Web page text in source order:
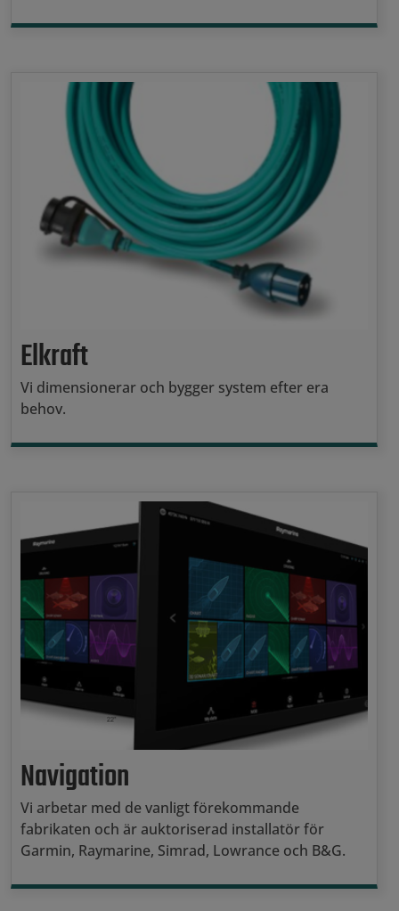
Elkraft
Vi dimensionerar och bygger system efter era
behov.
Navigation
Vi arbetar med de vanligt förekommande
fabrikaten och är auktoriserad installatör för
Garmin, Raymarine, Simrad, Lowrance och B&G.